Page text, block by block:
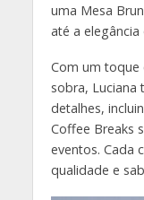
uma Mesa
até a
Com um toque
sobra,
detalhes,
Coffee Breaks
eventos. Cada
qualidade e